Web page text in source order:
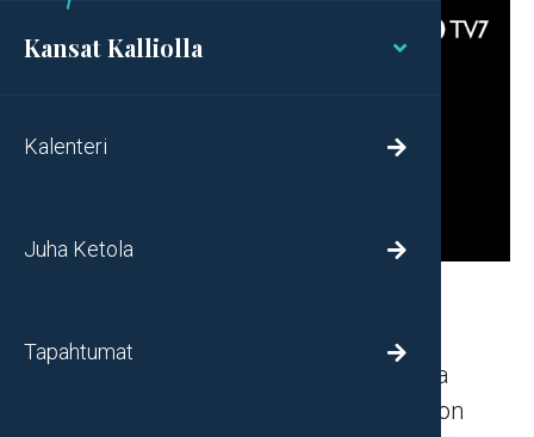
Kansat Kalliolla 
Kalenteri 
Juha Ketola 
Tapahtumat 
Ohjelma sinulle, joka kaipaat Jumalaa ja
haluat löytää tosi ystävän. Juha Ketola on